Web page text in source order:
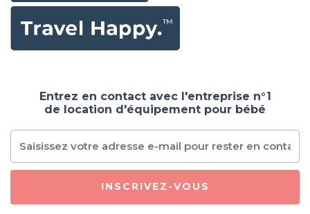
Entrez en contact avec l'entreprise n°1
de location d'équipement pour bébé
INSCRIVEZ-VOUS